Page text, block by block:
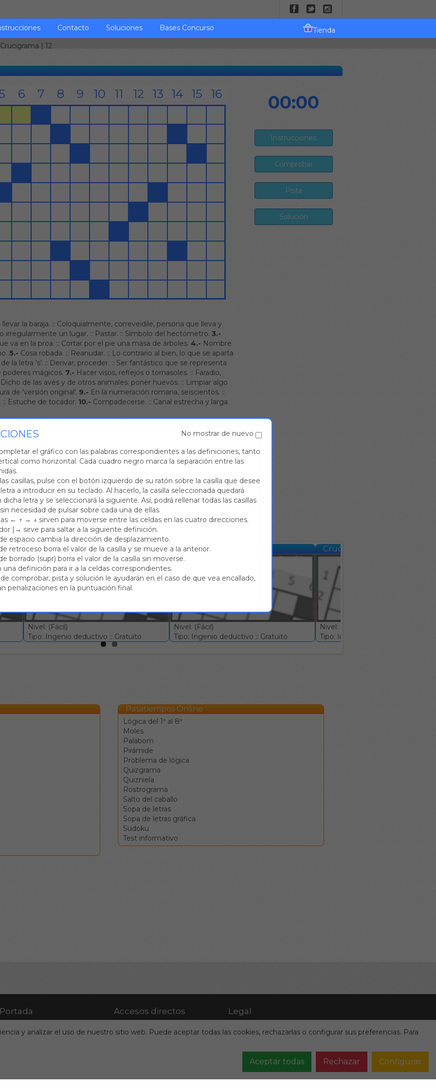
Contacto Soluciones Bases Concurso
Tienda
Crucigrama | 12
la baraja. :: Coloquialmente, correveidile, persona que lleva y
irregularmente un lugar. :: Pastar. :: Símbolo del hectómetro. 3.-
va en la proa. :: Cortar por el pie una masa de árboles. 4.- Nombre
5.- Cosa robada. :: Reanudar. :: Lo contrario al bien, lo que se aparta
la letra 's'. :: Derivar, proceder. :: Ser fantástico que se representa
mágicos. 7.- Hacer visos, reflejos o tornasoles. :: Faradio,
Dicho de las aves y de otros animales: poner huevos. :: Limpiar algo
de 'versión original'. 9.- En la numeración romana, seiscientos. ::
:: Estuche de tocador. 10.- Compadecerse. :: Canal estrecha y larga
4.- Caída en una culpa o error.:: Novena, la que sigue a la octava.
6.- Corriente de agua continua.::Risa sonora. 7.- Recordar. 8.-
dos cascos unidos. 11.- Concluir, finalizar.::Percibir con el sentido de
13.- Río de Rusia.::Harem, serrallo. 14.- Componer en verso. ::
torio. ::Difunto. 16.- La que tiene por oficio embalar.
00:00
tipo
Crucigrama #3
Nivel: (Fácil)
Tipo: Ingenio deductivo :: Gratuito
Crucigrama #4
Nivel: (Fácil)
Tipo: Ingenio deductivo :: Gratuito
Crucigrama #5
Nivel: (Normal)
Tipo: Ingenio deductivo :: Gratuito
Pasatiempos Online
Lógica del 1º al 8º
Moles
Palabom
Pirámide
Problema de lógica
Quizgrama
Quizniela
Rostrograma
Salto del caballo
Sopa de letras
Sopa de letras gráfica
Sudoku
Test informativo
Portada
Quiénes somos
Accesos directos
Juegos Online
Legal
Términos de uso
Política de privacidad
Condiciones contratación
y analizar el uso de nuestro sitio web. Puede aceptar todas las cookies, rechazarlas o configurar sus preferencias. Para
Aceptar todas Rechazar Configurar
No mostrar de nuevo
el gráfico con las palabras correspondientes a las definiciones, tanto
como horizontal. Cada cuadro negro marca la separación entre las
casillas, pulse con el botón izquierdo de su ratón sobre la casilla que desee
a introducir en su teclado. Al hacerlo, la casilla seleccionada quedará
dicha letra y se seleccionará la siguiente. Así, podrá rellenar todas las casillas
necesidad de pulsar sobre cada una de ellas.
← ↑ → ↓ sirven para moverse entre las celdas en las cuatro direcciones.
|→ sirve para saltar a la siguiente definición.
espacio cambia la dirección de desplazamiento.
retroceso borra el valor de la casilla y se mueve a la anterior.
borrado (supr) borra el valor de la casilla sin moverse.
una definición para ir a la celdas correspondientes.
comprobar, pista y solución le ayudarán en el caso de que vea encallado,
penalizaciones en la puntuación final.